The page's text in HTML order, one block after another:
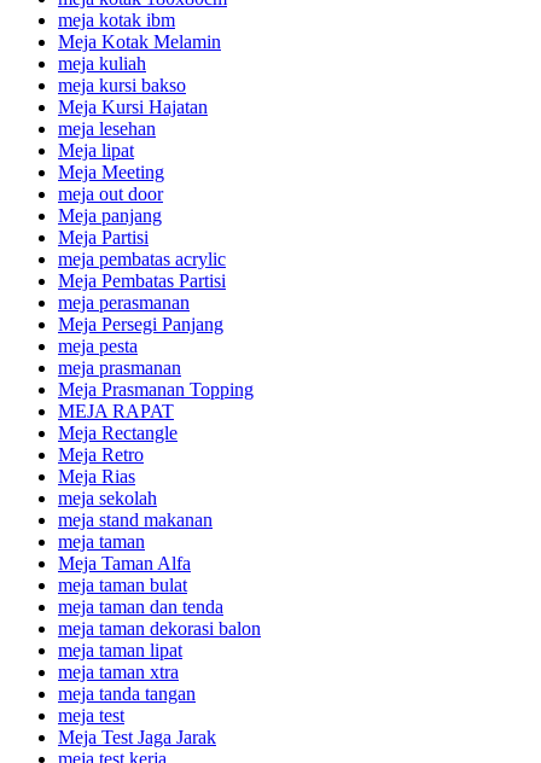
meja kotak ibm
Meja Kotak Melamin
meja kuliah
meja kursi bakso
Meja Kursi Hajatan
meja lesehan
Meja lipat
Meja Meeting
meja out door
Meja panjang
Meja Partisi
meja pembatas acrylic
Meja Pembatas Partisi
meja perasmanan
Meja Persegi Panjang
meja pesta
meja prasmanan
Meja Prasmanan Topping
MEJA RAPAT
Meja Rectangle
Meja Retro
Meja Rias
meja sekolah
meja stand makanan
meja taman
Meja Taman Alfa
meja taman bulat
meja taman dan tenda
meja taman dekorasi balon
meja taman lipat
meja taman xtra
meja tanda tangan
meja test
Meja Test Jaga Jarak
meja test kerja